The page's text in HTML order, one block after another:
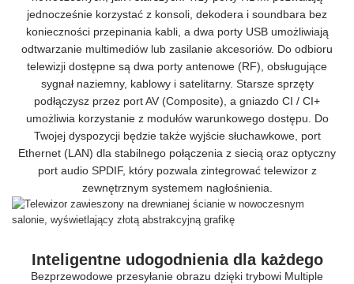
jednocześnie korzystać z konsoli, dekodera i soundbara bez
konieczności przepinania kabli, a dwa porty USB umożliwiają
odtwarzanie multimediów lub zasilanie akcesoriów. Do odbioru
telewizji dostępne są dwa porty antenowe (RF), obsługujące
sygnał naziemny, kablowy i satelitarny. Starsze sprzęty
podłączysz przez port AV (Composite), a gniazdo CI / CI+
umożliwia korzystanie z modułów warunkowego dostępu. Do
Twojej dyspozycji będzie także wyjście słuchawkowe, port
Ethernet (LAN) dla stabilnego połączenia z siecią oraz optyczny
port audio SPDIF, który pozwala zintegrować telewizor z
zewnętrznym systemem nagłośnienia.
Inteligentne udogodnienia dla każdego
Bezprzewodowe przesyłanie obrazu dzięki trybowi Multiple